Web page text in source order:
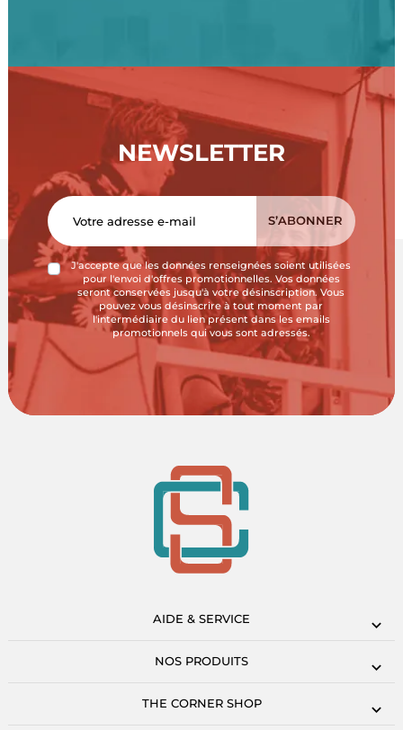
NEWSLETTER
J'accepte que les données renseignées soient utilisées
pour l'envoi d'offres promotionnelles. Vos données
seront conservées jusqu'à votre désinscription. Vous
pouvez vous désinscrire à tout moment par
l'intermédiaire du lien présent dans les emails
promotionnels qui vous sont adressés.
AIDE & SERVICE
NOS PRODUITS
THE CORNER SHOP